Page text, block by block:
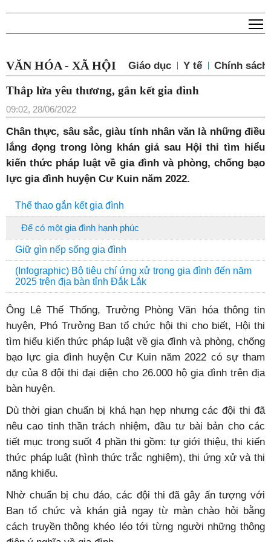
VĂN HÓA - XÃ HỘI Giáo dục Y tế Chính sách
Thắp lửa yêu thương, gắn kết gia đình
09:02, 28/06/2022
Chân thực, sâu sắc, giàu tính nhân văn là những điều
lắng đọng trong lòng khán giả sau Hội thi tìm hiểu
kiến thức pháp luật về gia đình và phòng, chống bạo
lực gia đình huyện Cư Kuin năm 2022.
Thể thao gắn kết gia đình
Để có một gia đình hạnh phúc
Giữ gìn nếp sống gia đình
(Infographic) Bộ tiêu chí ứng xử trong gia đình đến năm
2025 trên địa bàn tỉnh Đắk Lắk
Ông Lê Thế Thống, Trưởng Phòng Văn hóa thông tin
huyện, Phó Trưởng Ban tổ chức hội thi cho biết, Hội thi
tìm hiểu kiến thức pháp luật về gia đình và phòng, chống
bạo lực gia đình huyện Cư Kuin năm 2022 có sự tham
dự của 8 đội thi đại diện cho 26.000 hộ gia đình trên địa
bàn huyện.
Dù thời gian chuẩn bị khá hạn hẹp nhưng các đội thi đã
nêu cao tinh thần trách nhiệm, đầu tư bài bản cho các
tiết mục trong suốt 4 phần thi gồm: tự giới thiệu, thi kiến
thức pháp luật (hình thức trắc nghiệm), thi ứng xử và thi
năng khiếu.
Nhờ chuẩn bị chu đáo, các đội thi đã gây ấn tượng với
Ban tổ chức và khán giả ngay từ màn chào hỏi bằng
cách truyền thông khéo léo tới từng người những thông